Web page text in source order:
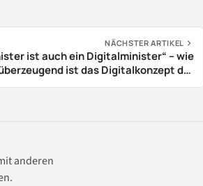
NÄCHSTER ARTIKEL
ist auch ein Digitalminister“ – wie
ist das Digitalkonzept der
Bundesregierung?
anderen